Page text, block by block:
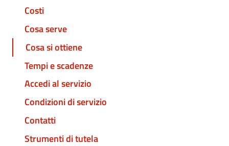
Costi
Cosa serve
Cosa si ottiene
Tempi e scadenze
Accedi al servizio
Condizioni di servizio
Contatti
Strumenti di tutela